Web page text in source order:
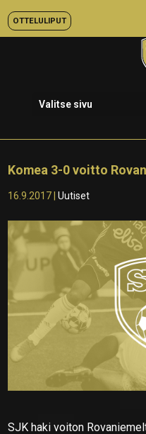
OTTELULIPUT
Valitse sivu
Komea 3-0 voitto
16.9.2017 |Uutiset
SJK haki voiton